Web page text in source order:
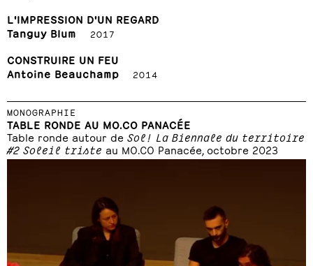
L'IMPRESSION D'UN REGARD
Tanguy Blum
2017
CONSTRUIRE UN FEU
Antoine Beauchamp
2014
MONOGRAPHIE
TABLE RONDE AU MO.CO PANACÉE
Table ronde autour de Sol! La Biennale du territoire
#2 Soleil triste au MO.CO Panacée, octobre 2023